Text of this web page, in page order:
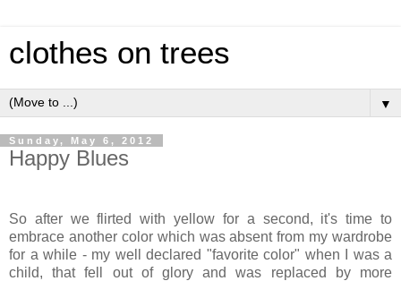
clothes on trees
▼
Sunday, May 6, 2012
Happy Blues
So after we flirted with yellow for a second, it's time to
embrace another color which was absent from my wardrobe
for a while - my well declared "favorite color" when I was a
child, that fell out of glory and was replaced by more